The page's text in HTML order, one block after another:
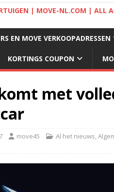
| MOVE-NL.COM | ALL
EN MOVE VERKOOPADRESSEN
KORTINGS COUPON
met
move45 Al het nieuws,